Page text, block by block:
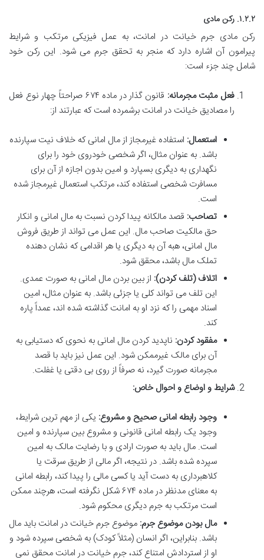
۱.۲.۲. رکن مادی
رکن مادی جرم خیانت در امانت، به عمل فیزیکی مرتکب و شرایط
پیرامون آن اشاره دارد که منجر به تحقق جرم می شود. این رکن خود
شامل چند جزء است:
فعل مثبت مجرمانه:
قانون گذار در ماده ۶۷۴ صراحتاً چهار نوع فعل
را مصادیق خیانت در امانت برشمرده است که عبارتند از:
استعمال: استفاده غیرمجاز از مال امانی که خلاف نیت سپارنده
باشد. به عنوان مثال، اگر شخصی خودروی خود را برای
نگهداری به دیگری بسپارد و امین بدون اجازه از آن برای
مسافرت شخصی استفاده کند، مرتکب استعمال غیرمجاز شده
است.
تصاحب: قصد مالکانه پیدا کردن نسبت به مال امانی و انکار
حق مالکیت صاحب مال. این عمل می تواند از طریق فروش
مال امانی، هبه آن به دیگری یا هر اقدامی که نشان دهنده
تملک مال باشد، محقق شود.
اتلاف (تلف کردن): از بین بردن مال امانی به صورت عمدی.
این تلف می تواند کلی یا جزئی باشد. به عنوان مثال، امین
اسناد مهمی را که نزد او به امانت گذاشته شده اند، عمداً پاره
کند.
مفقود کردن: ناپدید کردن مال امانی به نحوی که دستیابی به
آن برای مالک غیرممکن شود. این عمل نیز باید با قصد
مجرمانه صورت گیرد، نه صرفاً از روی بی دقتی یا غفلت.
شرایط و اوضاع و احوال خاص:
وجود رابطه امانی صحیح و مشروع: یکی از مهم ترین شرایط،
وجود یک رابطه امانی قانونی و مشروع بین سپارنده و امین
است. مال باید به صورت ارادی و با رضایت مالک به امین
سپرده شده باشد. در نتیجه، اگر مالی از طریق سرقت یا
کلاهبرداری به دست آید یا کسی مالی را پیدا کند، رابطه امانی
به معنای مدنظر در ماده ۶۷۴ شکل نگرفته است، هرچند ممکن
است مرتکب به جرم دیگری محکوم شود.
مال بودن موضوع جرم: موضوع جرم خیانت در امانت باید مال
باشد. بنابراین، اگر انسان (مثلاً کودک) به شخصی سپرده شود و
او از استردادش امتناع کند، جرم خیانت در امانت محقق نمی